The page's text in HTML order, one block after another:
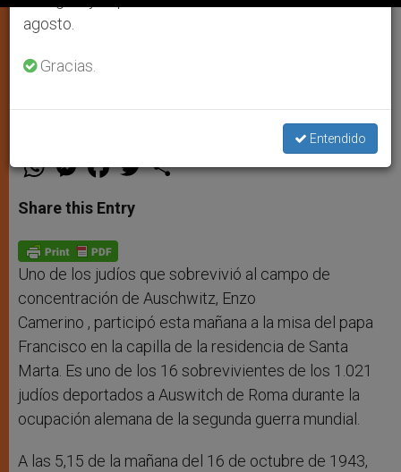
negacionismo. Priebke acogido por los
lefebristas se queda sin funerales. El
obispo Semeraro: ‘la Fraternidad S.Pio
JUSTICIA Y PAZ
h
t
s
p
p
e
s
e
g
e
r
a
e
b
o
k
w h
Share this Entry
Uno de los judíos que sobrevivió al campo de
concentración de Auschwitz, Enzo
Camerino , participó esta mañana a la misa del papa
Francisco en la capilla de la residencia de Santa
Marta. Es uno de los 16 sobrevivientes de los 1.021
judíos deportados a Auswitch de Roma durante la
ocupación alemana de la segunda guerra mundial.
A las 5,15 de la mañana del 16 de octubre de 1943,
agosto.
Gracias.
Entendido